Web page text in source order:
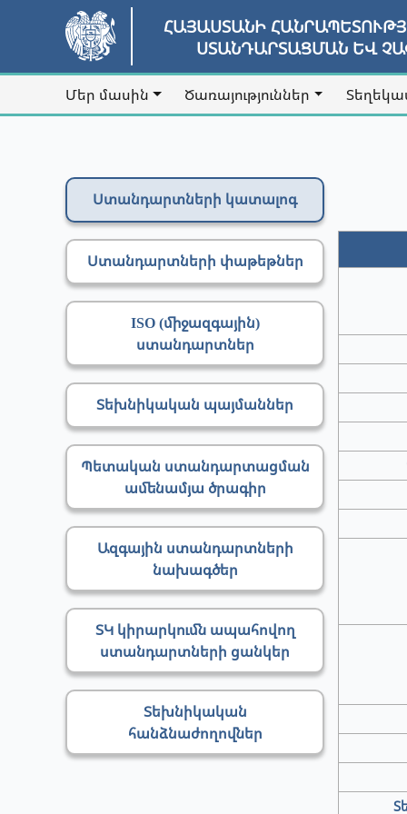
ՀԱՅԱՍՏԱՆԻ
ՍՏԱՆԴԱՐՏԱՑՄԱՆ ԵՎ
Մեր մասին Ծառայություններ
Ստանդարտների կատալոգ
Ստանդարտների փաթեթներ
ISO (միջազգային)
ստանդարտներ
Տեխնիկական պայմաններ
Պետական ստանդարտացման
ամենամյա ծրագիր
Ազգային ստանդարտների
նախագծեր
ՏԿ կիրարկումն ապահովող
ստանդարտների ցանկեր
Տեխնիկական
հանձնաժողովներ